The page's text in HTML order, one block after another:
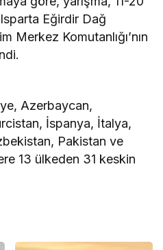
Eğirdir Dağ
Merkez Komutanlığı’nın
Azerbaycan,
İspanya, İtalya,
Pakistan ve
13 ülkeden 31 keskin